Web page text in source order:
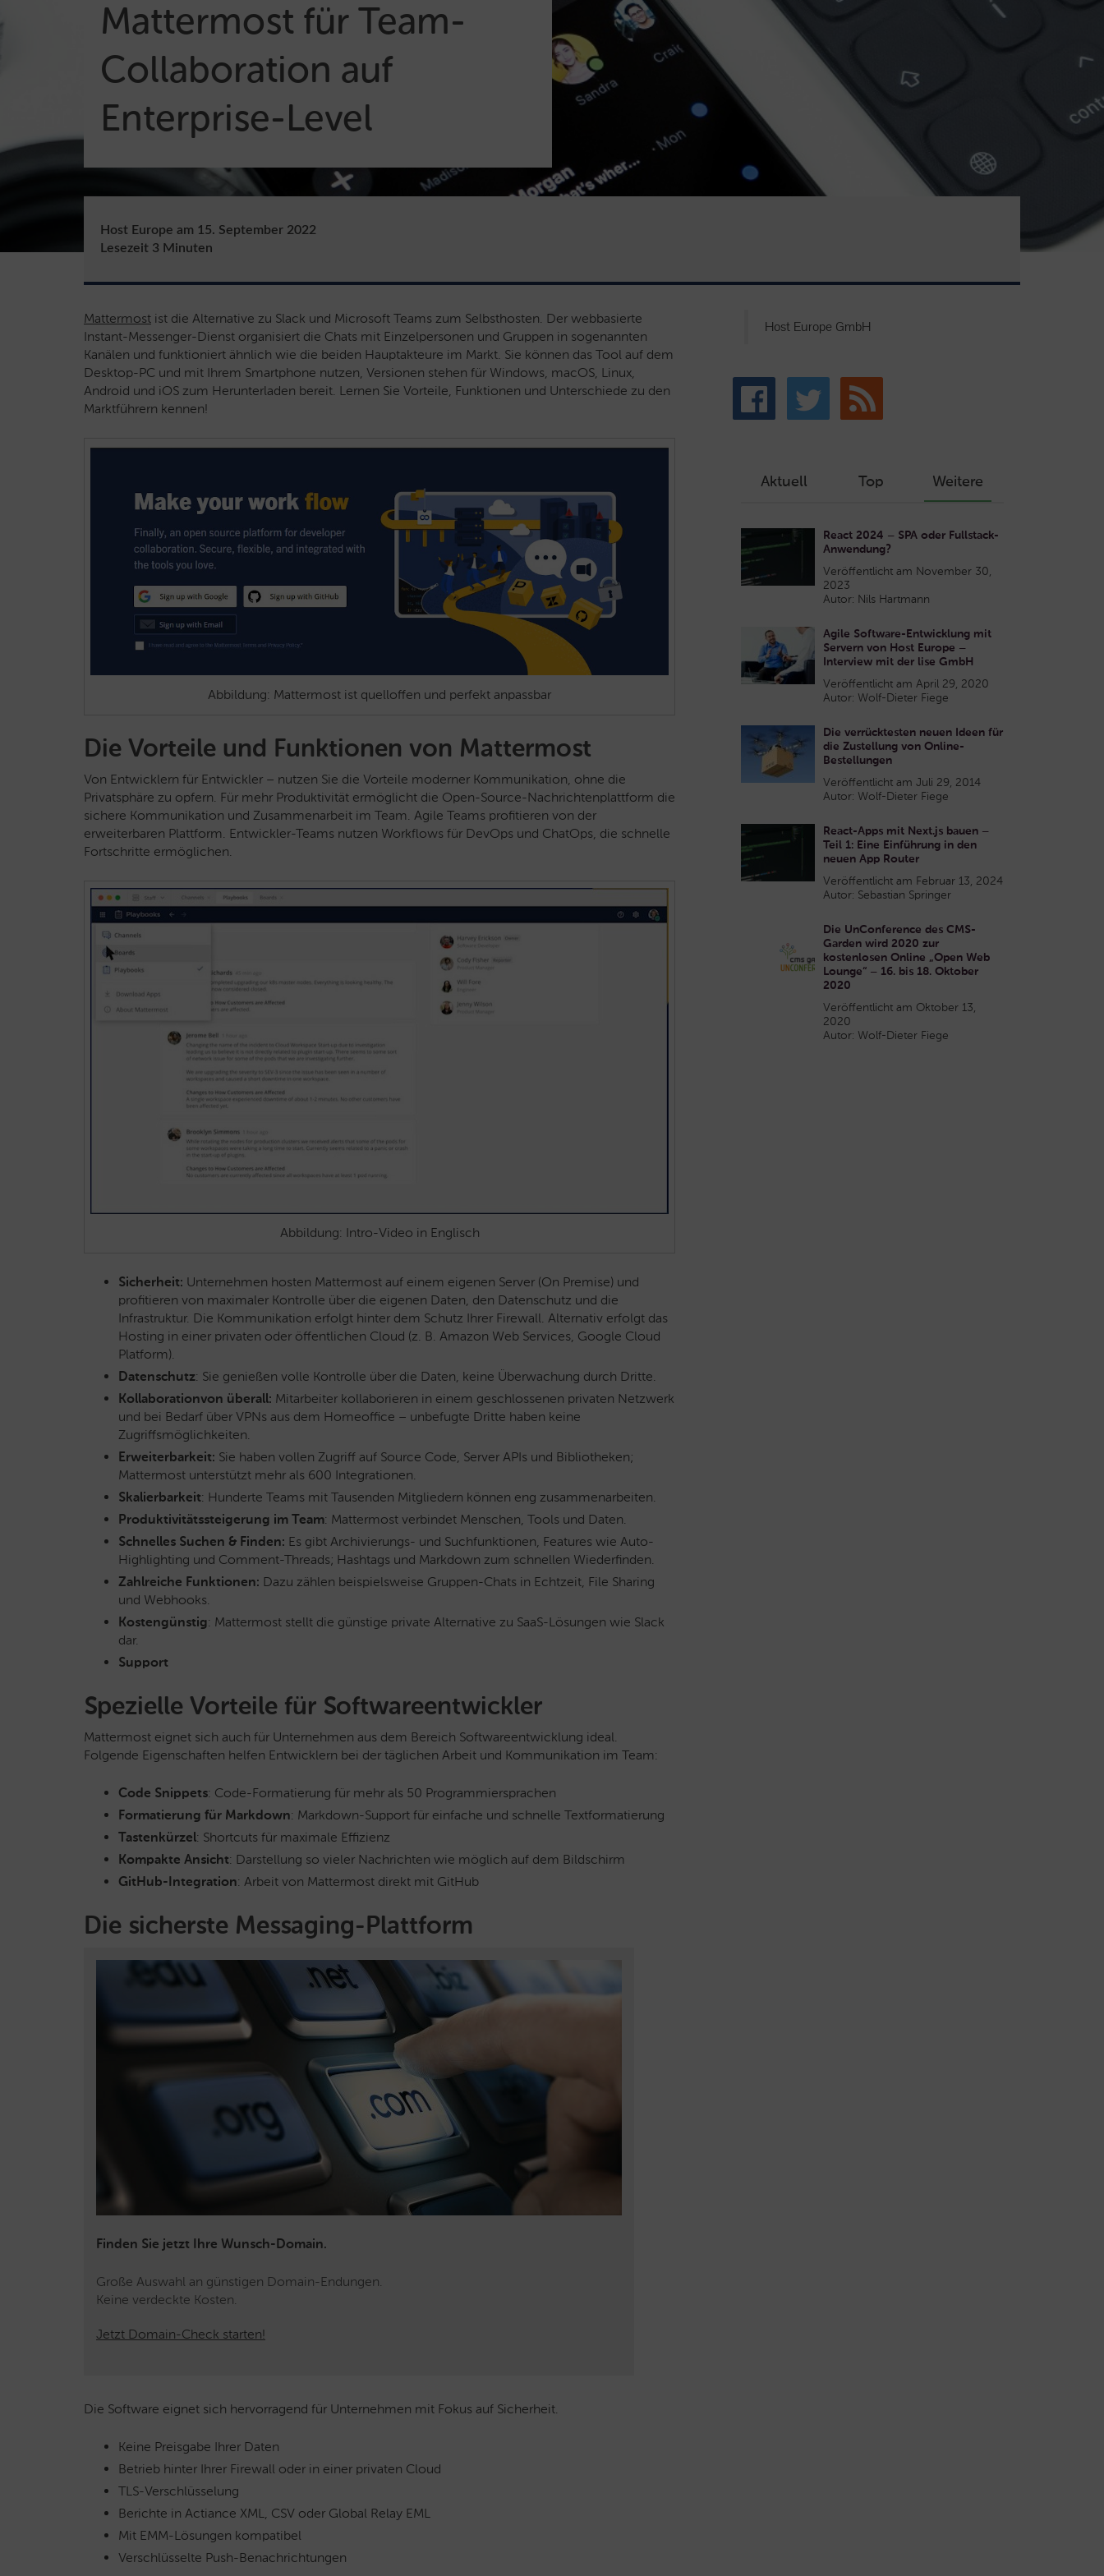
Mattermost für Team-
Collaboration auf
Enterprise-Level
Host Europe am 15. September 2022
Lesezeit 3 Minuten
Mattermost ist die Alternative zu Slack und Microsoft Teams zum Selbsthosten. Der webbasierte
Instant-Messenger-Dienst organisiert die Chats mit Einzelpersonen und Gruppen in sogenannten
Kanälen und funktioniert ähnlich wie die beiden Hauptakteure im Markt. Sie können das Tool auf dem
Desktop-PC und mit Ihrem Smartphone nutzen, Versionen stehen für Windows, macOS, Linux,
Android und iOS zum Herunterladen bereit. Lernen Sie Vorteile, Funktionen und Unterschiede zu den
Marktführern kennen!
Abbildung: Mattermost ist quelloffen und perfekt anpassbar
Die Vorteile und Funktionen von Mattermost
Von Entwicklern für Entwickler – nutzen Sie die Vorteile moderner Kommunikation, ohne die
Privatsphäre zu opfern. Für mehr Produktivität ermöglicht die Open-Source-Nachrichtenplattform die
sichere Kommunikation und Zusammenarbeit im Team. Agile Teams profitieren von der
erweiterbaren Plattform. Entwickler-Teams nutzen Workflows für DevOps und ChatOps, die schnelle
Fortschritte ermöglichen.
Abbildung: Intro-Video in Englisch
Sicherheit: Unternehmen hosten Mattermost auf einem eigenen Server (On Premise) und
profitieren von maximaler Kontrolle über die eigenen Daten, den Datenschutz und die
Infrastruktur. Die Kommunikation erfolgt hinter dem Schutz Ihrer Firewall. Alternativ erfolgt das
Hosting in einer privaten oder öffentlichen Cloud (z. B. Amazon Web Services, Google Cloud
Platform).
Datenschutz: Sie genießen volle Kontrolle über die Daten, keine Überwachung durch Dritte.
Kollaborationvon überall: Mitarbeiter kollaborieren in einem geschlossenen privaten Netzwerk
und bei Bedarf über VPNs aus dem Homeoffice – unbefugte Dritte haben keine
Zugriffsmöglichkeiten.
Erweiterbarkeit: Sie haben vollen Zugriff auf Source Code, Server APIs und Bibliotheken;
Mattermost unterstützt mehr als 600 Integrationen.
Skalierbarkeit: Hunderte Teams mit Tausenden Mitgliedern können eng zusammenarbeiten.
Produktivitätssteigerung im Team: Mattermost verbindet Menschen, Tools und Daten.
Schnelles Suchen & Finden: Es gibt Archivierungs- und Suchfunktionen, Features wie Auto-
Highlighting und Comment-Threads; Hashtags und Markdown zum schnellen Wiederfinden.
Zahlreiche Funktionen: Dazu zählen beispielsweise Gruppen-Chats in Echtzeit, File Sharing
und Webhooks.
Kostengünstig: Mattermost stellt die günstige private Alternative zu SaaS-Lösungen wie Slack
dar.
Support
Spezielle Vorteile für Softwareentwickler
Mattermost eignet sich auch für Unternehmen aus dem Bereich Softwareentwicklung ideal.
Folgende Eigenschaften helfen Entwicklern bei der täglichen Arbeit und Kommunikation im Team:
Code Snippets: Code-Formatierung für mehr als 50 Programmiersprachen
Formatierung für Markdown: Markdown-Support für einfache und schnelle Textformatierung
Tastenkürzel: Shortcuts für maximale Effizienz
Kompakte Ansicht: Darstellung so vieler Nachrichten wie möglich auf dem Bildschirm
GitHub-Integration: Arbeit von Mattermost direkt mit GitHub
Die sicherste Messaging-Plattform
Finden Sie jetzt Ihre Wunsch-Domain.
Große Auswahl an günstigen Domain-Endungen.
Keine verdeckte Kosten.
Jetzt Domain-Check starten!
Die Software eignet sich hervorragend für Unternehmen mit Fokus auf Sicherheit.
Keine Preisgabe Ihrer Daten
Betrieb hinter Ihrer Firewall oder in einer privaten Cloud
TLS-Verschlüsselung
Berichte in Actiance XML, CSV oder Global Relay EML
Mit EMM-Lösungen kompatibel
Verschlüsselte Push-Benachrichtungen
Host Europe GmbH
Aktuell Top Weitere
React 2024 – SPA oder Fullstack-
Anwendung?
Veröffentlicht am November 30,
2023
Autor: Nils Hartmann
Agile Software-Entwicklung mit
Servern von Host Europe –
Interview mit der lise GmbH
Veröffentlicht am April 29, 2020
Autor: Wolf-Dieter Fiege
Die verrücktesten neuen Ideen für
die Zustellung von Online-
Bestellungen
Veröffentlicht am Juli 29, 2014
Autor: Wolf-Dieter Fiege
React-Apps mit Next.js bauen –
Teil 1: Eine Einführung in den
neuen App Router
Veröffentlicht am Februar 13, 2024
Autor: Sebastian Springer
Die UnConference des CMS-
Garden wird 2020 zur
kostenlosen Online „Open Web
Lounge“ – 16. bis 18. Oktober
2020
Veröffentlicht am Oktober 13,
2020
Autor: Wolf-Dieter Fiege